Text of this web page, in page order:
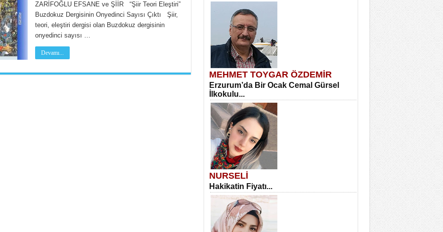
ZARİFOĞLU EFSANE ve ŞİİR “Şiir Teori Eleştiri”
Buzdokuz Dergisinin Onyedinci Sayısı Çıktı Şiir,
teori, eleştiri dergisi olan Buzdokuz dergisinin
onyedinci sayısı …
Devamı...
MEHMET TOYGAR ÖZDEMİR
Erzurum’da Bir Ocak Cemal Gürsel
İlkokulu...
NURSELİ
Hakikatin Fiyatı...